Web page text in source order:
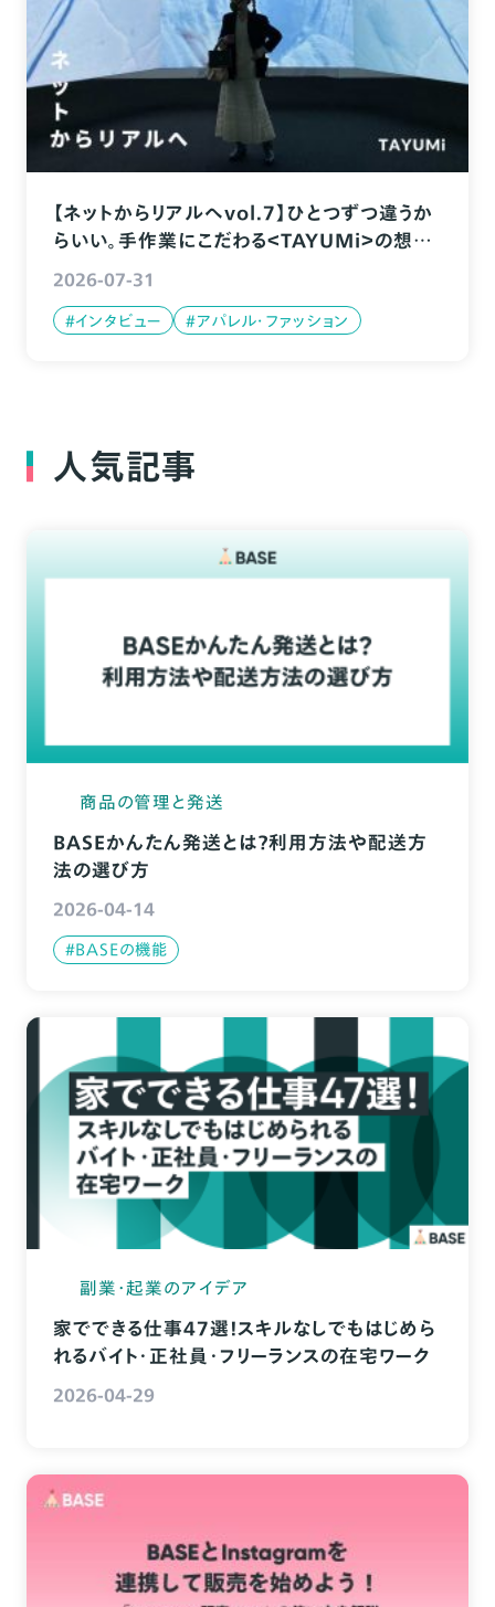
【ネットからリアルへvol.7】ひとつずつ違うか
らいい。手作業にこだわる＜TAYUMi＞の想い
とは
2026-07-31
#インタビュー #アパレル・ファッション
人気記事
商品の管理と発送
BASEかんたん発送とは？利用方法や配送方
法の選び方
2026-04-14
#BASEの機能
副業・起業のアイデア
家でできる仕事47選！スキルなしでもはじめら
れるバイト・正社員・フリーランスの在宅ワーク
2026-04-29